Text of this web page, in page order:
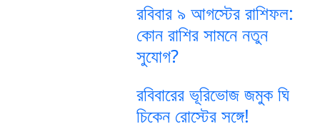
রবিবার ৯ আগস্টের রাশিফল:
কোন রাশির সামনে নতুন
সুযোগ?
রবিবারের ভূরিভোজ জমুক ঘি
চিকেন রোস্টের সঙ্গে!